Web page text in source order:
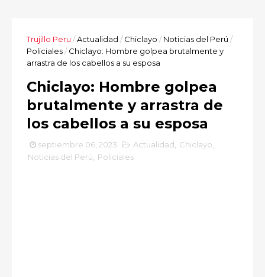
Trujillo Peru /Actualidad / Chiclayo / Noticias del Perú /
Policiales/ Chiclayo: Hombre golpea brutalmente y
arrastra de los cabellos a su esposa
Chiclayo: Hombre golpea
brutalmente y arrastra de
los cabellos a su esposa
septiembre 06, 2023 Actualidad Chiclayo
Noticias del Perú
Policiales